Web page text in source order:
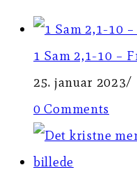
1 Sam 2,1-10 –
25. januar 2023/
0 Comments